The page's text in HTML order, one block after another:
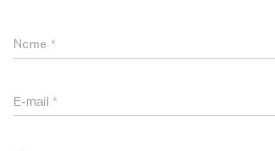
Nome *
E-mail *